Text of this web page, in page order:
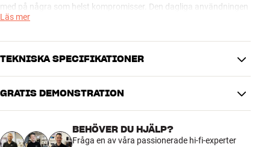
med på några som helst kompromisser. Den dagliga användningen
går lekande lätt med Azur-seriens gedigna systemfjärrkontroll i
behov. Tillsammans med 851W får du en otroligt elegant och
välspelande förstärkarlösning utan att priset för den skull springer
851E levereras med finish i svart eller silver. Systemfjärrkontroll
medföljer
Läs mer
TEKNISKA SPECIFIKATIONER
DIMENSIONER OCH DESIGN
Modell / Variant
Svart
Vikt (kg)
0
GRATIS DEMONSTRATION
BEHÖVER DU HJÄLP?
Fråga en av våra passionerade hi-fi-experter